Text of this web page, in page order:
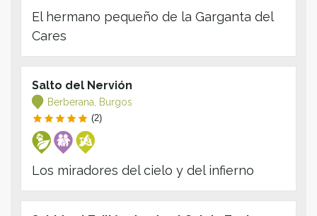
El hermano pequeño de la Garganta del
Cares
Salto del Nervión
Berberana, Burgos
(2)
Los miradores del cielo y del infierno